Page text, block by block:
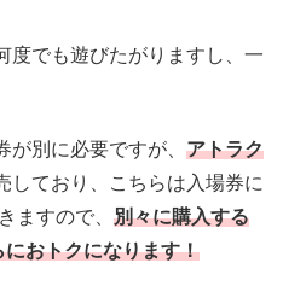
度でも遊びたがりますし、一
別に必要ですが、 アトラク
しており、こちらは入場券に
ますので、 別々に購入する
おトクになります！